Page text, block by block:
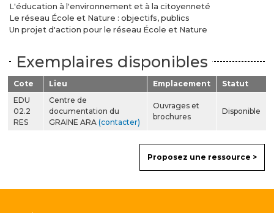
L'éducation à l'environnement et à la citoyenneté
Le réseau École et Nature : objectifs, publics
Un projet d'action pour le réseau École et Nature
Exemplaires disponibles
Cote Lieu Emplacement
Statut
EDU
02.2
RES
Centre de
documentation du
GRAINE ARA (contacter)
Ouvrages et
brochures
Disponible
Proposez une ressource >